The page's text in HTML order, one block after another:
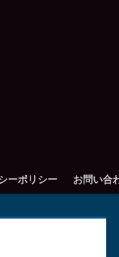
ーポリシー お問い合